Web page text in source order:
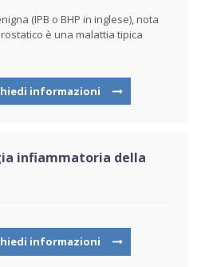
(IPB o BHP in inglese), nota
è una malattia tipica
informazioni
infiammatoria della
informazioni